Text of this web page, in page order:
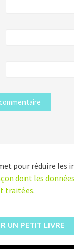
pour réduire les
dont les
traitées.
UN PETIT LIVRE